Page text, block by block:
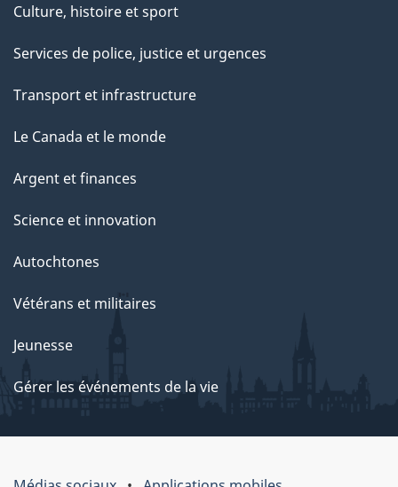
Culture, histoire et sport
Services de police, justice et urgences
Transport et infrastructure
Le Canada et le monde
Argent et finances
Science et innovation
Autochtones
Vétérans et militaires
Jeunesse
Gérer les événements de la vie